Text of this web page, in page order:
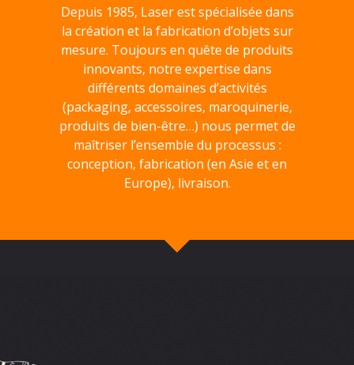
Depuis 1985, Laser est spécialisée dans
la création et la fabrication d’objets sur
mesure. Toujours en quête de produits
innovants, notre expertise dans
différents domaines d’activités
(packaging, accessoires, maroquinerie,
produits de bien-être…) nous permet de
maîtriser l’ensemble du processus :
conception, fabrication (en Asie et en
Europe), livraison.